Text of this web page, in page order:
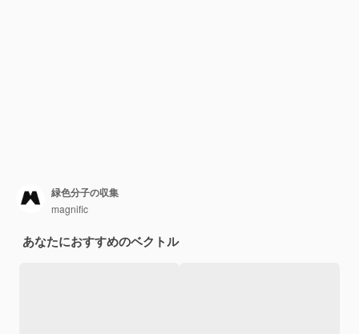
緑色分子の収集
magnific
あなたにおすすめのベクトル